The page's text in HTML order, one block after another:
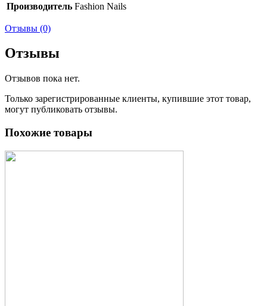
Производитель Fashion Nails
Отзывы (0)
Отзывы
Отзывов пока нет.
Только зарегистрированные клиенты, купившие этот товар,
могут публиковать отзывы.
Похожие товары